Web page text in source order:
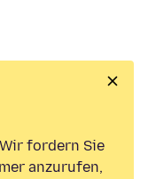
Wir fordern Sie
anzurufen,